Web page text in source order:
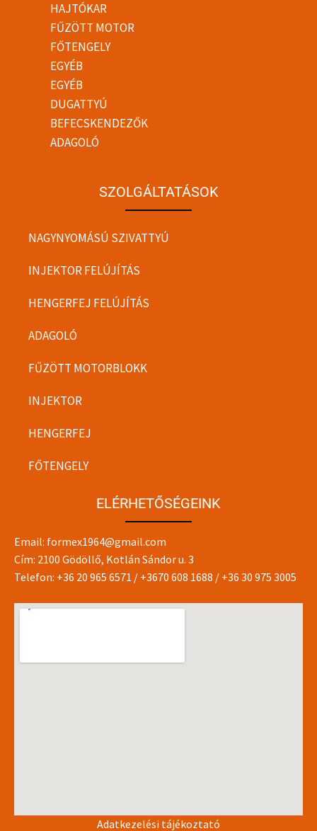
HAJTÓKAR
FŰZÖTT MOTOR
FŐTENGELY
EGYÉB
EGYÉB
DUGATTYÚ
BEFECSKENDEZŐK
ADAGOLÓ
SZOLGÁLTATÁSOK
NAGYNYOMÁSÚ SZIVATTYÚ
INJEKTOR FELÚJÍTÁS
HENGERFEJ FELÚJÍTÁS
ADAGOLÓ
FŰZÖTT MOTORBLOKK
INJEKTOR
HENGERFEJ
FŐTENGELY
ELÉRHETŐSÉGEINK
Email: formex1964@gmail.com
Cím: 2100 Gödöllő, Kotlán Sándor u. 3
Telefon: +36 20 965 6571 / +3670 608 1688 / +36 30 975 3005
Adatkezelési tájékoztató